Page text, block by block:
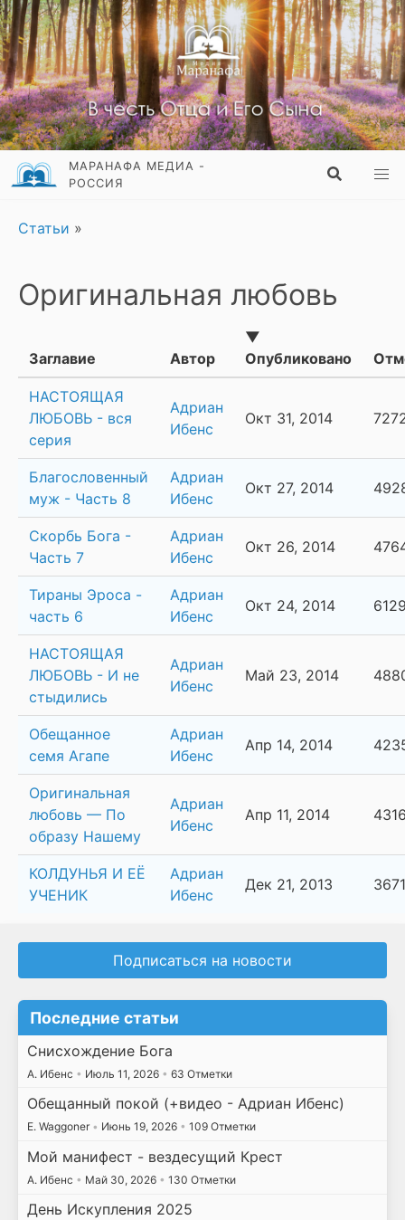
МАРАНАФА МЕДИА -
РОССИЯ
Статьи »
Оригинальная любовь
Заглавие Автор
▼
Опубликовано
НАСТОЯЩАЯ
ЛЮБОВЬ - вся
серия
Адриан
Ибенс
Окт 31, 2014
Благословенный
муж - Часть 8
Адриан
Ибенс
Окт 27, 2014
Скорбь Бога -
Часть 7
Адриан
Ибенс
Окт 26, 2014
Тираны Эроса -
часть 6
Адриан
Ибенс
Окт 24, 2014
НАСТОЯЩАЯ
ЛЮБОВЬ - И не
стыдились
Адриан
Ибенс
Май 23, 2014
Обещанное
семя Агапе
Адриан
Ибенс
Апр 14, 2014
Оригинальная
любовь — По
образу Нашему
Адриан
Ибенс
Апр 11, 2014
КОЛДУНЬЯ И ЕЁ
УЧЕНИК
Адриан
Ибенс
Дек 21, 2013 3671
Подписаться на новости
Последние статьи
Снисхождение Бога
А. Ибенс • Июль 11, 2026 • 63 Отметки
Обещанный покой (+видео - Адриан Ибенс)
E. Waggoner • Июнь 19, 2026 • 109 Отметки
Мой манифест - вездесущий Крест
А. Ибенс • Май 30, 2026 • 130 Отметки
День Искупления 2025